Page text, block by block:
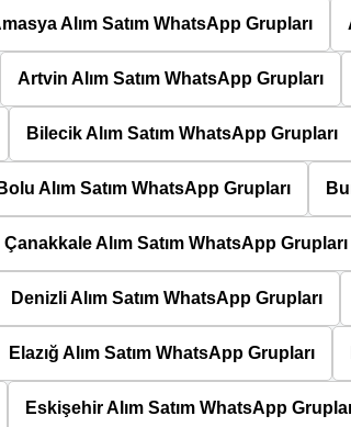
Alım Satım WhatsApp Grupları
Artvin Alım Satım WhatsApp Grupları
Bilecik Alım Satım WhatsApp Grupları
Bolu Alım Satım WhatsApp Grupları
Çanakkale Alım Satım WhatsApp Grupları
Denizli Alım Satım WhatsApp Grupları
Elazığ Alım Satım WhatsApp Grupları
Eskişehir Alım Satım WhatsApp